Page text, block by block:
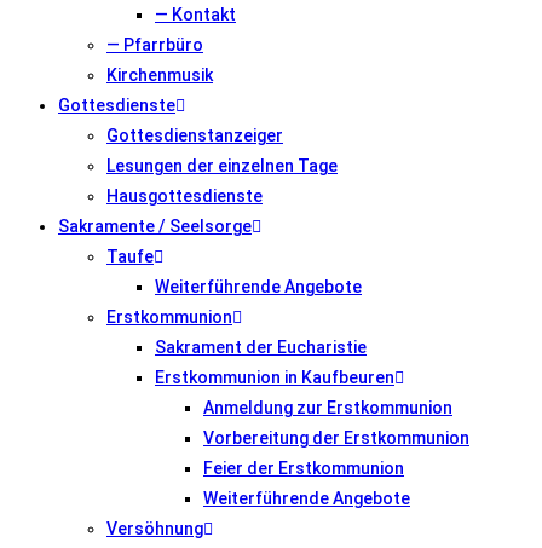
— Kontakt
— Pfarrbüro
Kirchenmusik
Gottesdienste
Gottesdienstanzeiger
Lesungen der einzelnen Tage
Hausgottesdienste
Sakramente / Seelsorge
Taufe
Weiterführende Angebote
Erstkommunion
Sakrament der Eucharistie
Erstkommunion in Kaufbeuren
Anmeldung zur Erstkommunion
Vorbereitung der Erstkommunion
Feier der Erstkommunion
Weiterführende Angebote
Versöhnung